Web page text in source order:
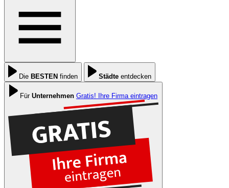
Die BESTEN finden Städte entdecken
Für Unternehmen Gratis! Ihre Firma eintragen